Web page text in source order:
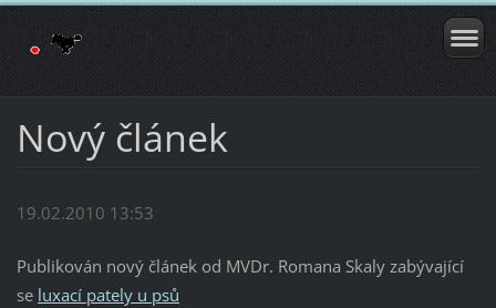
Nový článek
19.02.2010 13:53
Publikován nový článek od MVDr. Romana Skaly zabývající
se luxací pately u psů